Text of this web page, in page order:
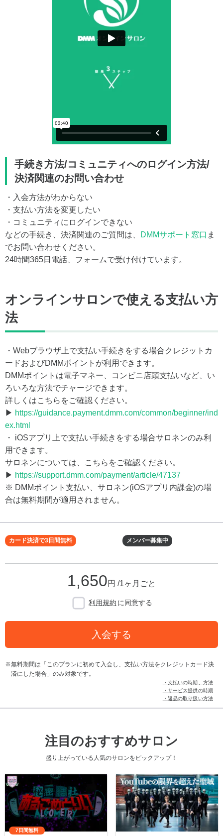
手続き方法/コミュニティへのログイン方法/
決済関連のお問い合わせ
・入会方法がわからない
・支払い方法を変更したい
・コミュニティにログインできない
などの手続き、決済関連のご質問は、
DMMサポート窓口 ま
でお問い合わせください。
24時間365日電話、フォームで受け付けています。
オンラインサロンで使える支払い方
法
・Webブラウザ上で支払い手続きをする場合クレジットカ
ードおよびDMMポイントが利用できます。
DMMポイントは電子マネー、コンビニ店頭支払いなど、い
ろいろな方法でチャージできます。
詳しくはこちらをご確認ください。
▶ https://guidance.payment.dmm.com/common/beginner/ind
ex.html
・ iOSアプリ上で支払い手続きをする場合サロネンのみ利
用できます。
サロネンについては、こちらをご確認ください。
▶ https://support.dmm.com/payment/article/47137
※ DMMポイント支払い、サロネン(iOSアプリ内課金)の場
合は無料期間が適用されません。
メンバー募集中
カード決済で3日間無料
1,650円 /1ヶ月ごと
利用規約 に同意する
入会する
無料期間は「このプランに初めて入会し、支払い方法をクレジットカード決
済にした場合」のみ対象です。
・支払いの時期、方法
・サービス提供の時期
・返品の取り扱い方法
注目のおすすめサロン
盛り上がっている人気のサロンをピックアップ！
7日間無料